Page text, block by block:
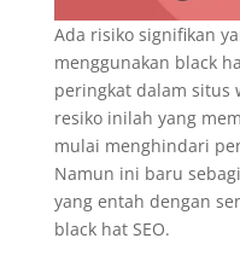
Ada risiko signifikan
menggunakan black
peringkat dalam situs
resiko inilah yang
mulai menghindari
Namun ini baru
yang entah dengan
black hat SEO.